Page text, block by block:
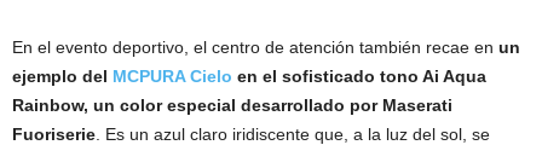
En el evento deportivo, el centro de atención también recae en un
ejemplo del MCPURA Cielo en el sofisticado tono Ai Aqua
Rainbow, un color especial desarrollado por Maserati
Fuoriserie . Es un azul claro iridiscente que, a la luz del sol, se